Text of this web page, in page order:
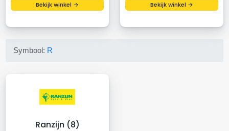
Bekijk winkel → Bekijk winkel →
Symbool: R
Ranzijn (8)